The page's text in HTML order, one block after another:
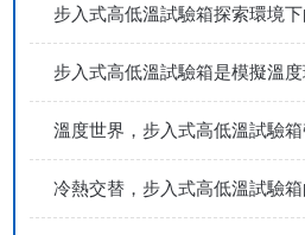
步入式高低溫試驗箱探索環境
步入式高低溫試驗箱是模擬溫
溫度世界，步入式高低溫試驗
冷熱交替，步入式高低溫試驗